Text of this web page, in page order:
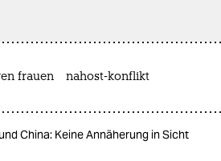
frauen nahost-konflikt
China: Keine Annäherung in Sicht